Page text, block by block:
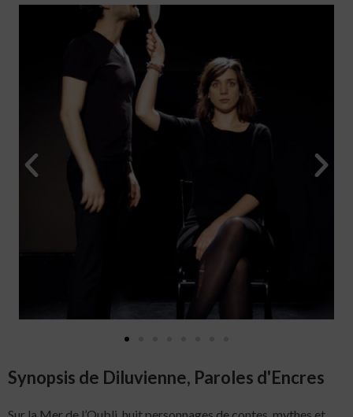
Synopsis de Diluvienne, Paroles d'Encres